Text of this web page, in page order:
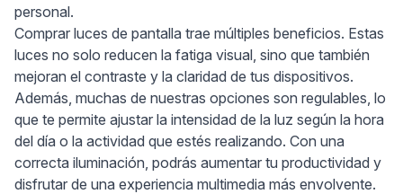
personal.
Comprar luces de pantalla trae múltiples beneficios. Estas
luces no solo reducen la fatiga visual, sino que también
mejoran el contraste y la claridad de tus dispositivos.
Además, muchas de nuestras opciones son regulables, lo
que te permite ajustar la intensidad de la luz según la hora
del día o la actividad que estés realizando. Con una
correcta iluminación, podrás aumentar tu productividad y
disfrutar de una experiencia multimedia más envolvente.